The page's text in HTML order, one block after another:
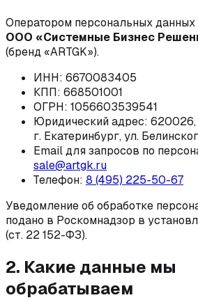
Оператором персональных данных
ООО «Системные Бизнес
(бренд «ARTGK»).
ИНН: 6670083405
КПП: 668501001
ОГРН: 1056603539541
Юридический адрес: 620026,
г. Екатеринбург, ул.
Email для запросов по
sale@artgk.ru
Телефон: 8 (495) 225-50-67
Уведомление об обработке
подано в Роскомнадзор в
(ст. 22 152-ФЗ).
2. Какие данные мы
обрабатываем